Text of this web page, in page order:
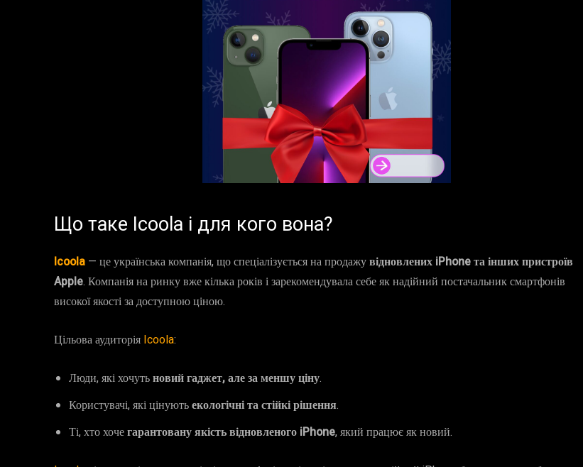
Що таке Icoola і для кого вона?
Icoola — це українська компанія, що спеціалізується на продажувідновлених iPhone та інших пристроїв
Apple. Компанія на ринку вже кілька років і зарекомендувала себе як надійний постачальник смартфонів
високої якості за доступною ціною.
Цільова аудиторія Icoola:
Люди, які хочутьновий гаджет, але за меншу ціну.
Користувачі, які цінуютьекологічні та стійкі рішення.
Ті, хто хочегарантовану якість відновленого iPhone, який працює як новий.